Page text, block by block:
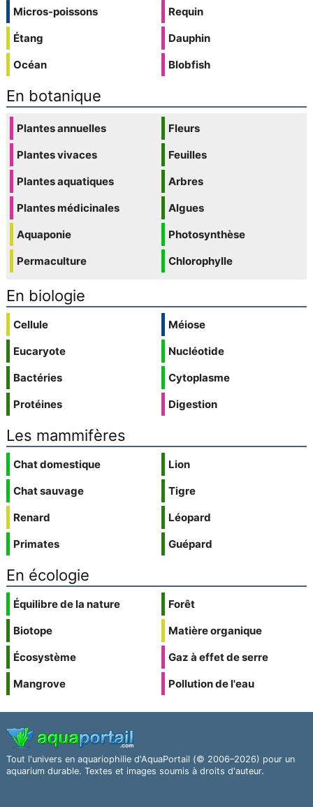
Micros-poissons
Étang
Océan
Requin
Dauphin
Blobfish
En botanique
Plantes annuelles
Plantes vivaces
Plantes aquatiques
Plantes médicinales
Aquaponie
Permaculture
Fleurs
Feuilles
Arbres
Algues
Photosynthèse
Chlorophylle
En biologie
Cellule
Eucaryote
Bactéries
Protéines
Méiose
Nucléotide
Cytoplasme
Digestion
Les mammifères
Chat domestique
Chat sauvage
Renard
Primates
Lion
Tigre
Léopard
Guépard
En écologie
Équilibre de la nature
Biotope
Écosystème
Mangrove
Forêt
Matière organique
Gaz à effet de serre
Pollution de l'eau
Tout l'univers en aquariophilie d'AquaPortail (© 2006–2026) pour un
aquarium durable. Textes et images soumis à droits d'auteur.